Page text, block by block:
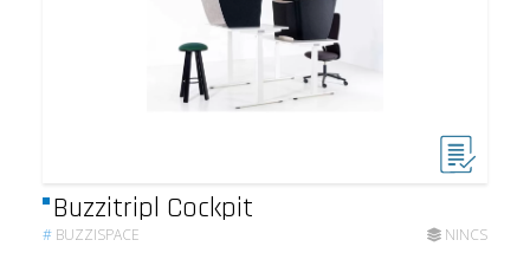
Buzzitripl Cockpit
# BUZZISPACE NINCS